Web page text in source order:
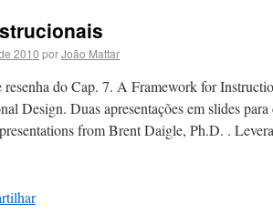
2010 porJoão Mattar
resenha do Cap. 7. A Framework for
Design. Duas apresentações em slides
from Brent Daigle, Ph.D. .